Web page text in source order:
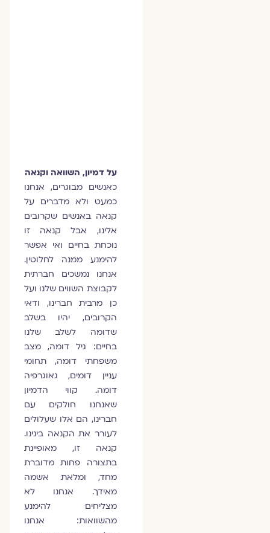
על דמיון, השוואה וקנאה
כאנשים מבוגרים, אנחנו
כמעט ולא מדברים על
קנאה באנשים שקרובים
אלינו, אבל קנאה זו
נוכחת בחיים ואי אפשר
להימנע ממנה לחלוטין.
אנחנו נמשכים חברתית
לקבוצת השווים שלנו ועל
כן מרבית חברינו, ודאי
הקרובים, יהיו בשלב
שדומה לשלב שלנו
בחיים: גיל דומה, מצב
משפחתי דומה, תחומי
עניין דומים, גאוגרפיה
דומה. קווי הדמיון
שאנחנו חולקים עם
חברינו, הם אלו שעלולים
לעורר את הקנאה בינינו.
קנאה זו, מאופיינת
בתצורה פחות מדוברת
מחד, ומלאת אשמה
מאידך. אנחנו לא
מצליחים להימנע
מהשוואות: אנחנו